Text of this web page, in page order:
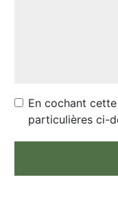
En cochant
particulières ci-